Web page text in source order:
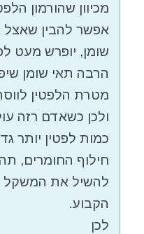
מכיוון שהורמון
אפשר להבין
שומן, יופרש מעט
הרבה תאי שומן
מטרת הלפטין
ולכן כשאדם רזה
כמות לפטין יותר
חילוף החומרים,
להשיל את המשקל
הקבוע.
לכן